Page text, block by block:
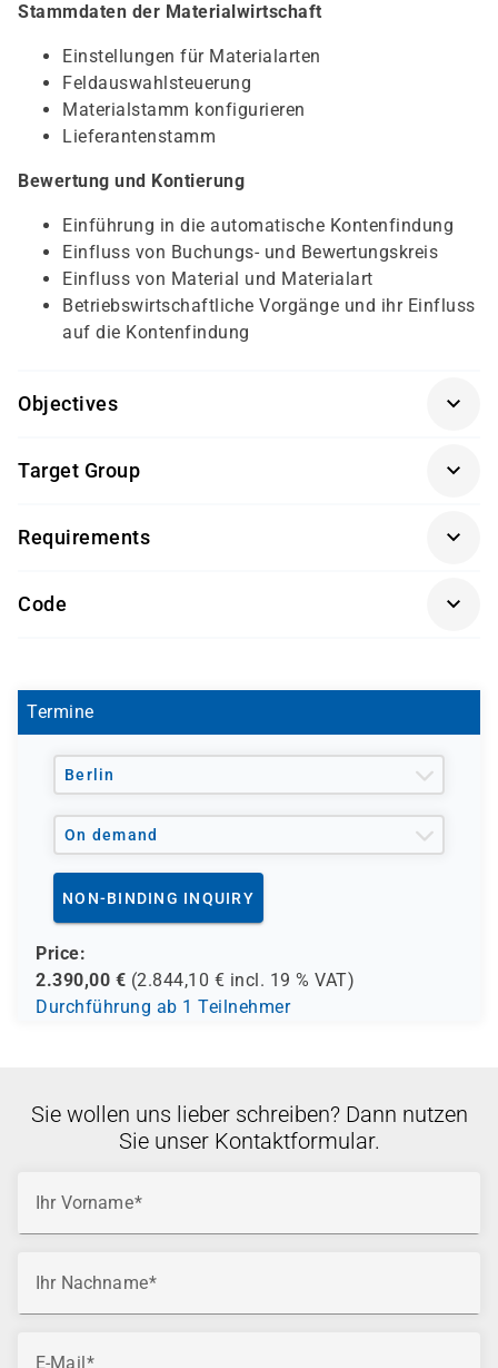
Stammdaten der Materialwirtschaft
Einstellungen für Materialarten
Feldauswahlsteuerung
Materialstamm konfigurieren
Lieferantenstamm
Bewertung und Kontierung
Einführung in die automatische Kontenfindung
Einfluss von Buchungs- und Bewertungskreis
Einfluss von Material und Materialart
Betriebswirtschaftliche Vorgänge und ihr Einfluss
auf die Kontenfindung
Objectives
Fremdbeschaffung
, Bestandsführung
Empfohlene Vorkenntnisse: Einkauf
Target Group
Materialwirtschaft (MM)
Requirements
Code
Termine
Berlin
On demand
NON-BINDING INQUIRY
Price:
2.390,00 € (2.844,10 € incl. 19 % VAT)
Durchführung ab 1 Teilnehmer
Sie wollen uns lieber schreiben? Dann nutzen
Sie unser Kontaktformular.
Ihr Vorname
Ihr Nachname
E-Mail